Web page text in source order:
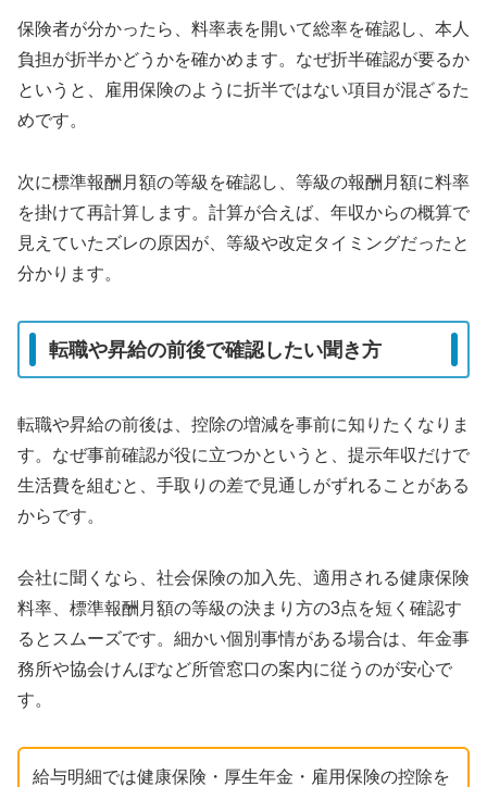
保険者が分かったら、料率表を開いて総率を確認し、本人
負担が折半かどうかを確かめます。なぜ折半確認が要るか
というと、雇用保険のように折半ではない項目が混ざるた
めです。
次に標準報酬月額の等級を確認し、等級の報酬月額に料率
を掛けて再計算します。計算が合えば、年収からの概算で
見えていたズレの原因が、等級や改定タイミングだったと
分かります。
転職や昇給の前後で確認したい聞き方
転職や昇給の前後は、控除の増減を事前に知りたくなりま
す。なぜ事前確認が役に立つかというと、提示年収だけで
生活費を組むと、手取りの差で見通しがずれることがある
からです。
会社に聞くなら、社会保険の加入先、適用される健康保険
料率、標準報酬月額の等級の決まり方の3点を短く確認す
るとスムーズです。細かい個別事情がある場合は、年金事
務所や協会けんぽなど所管窓口の案内に従うのが安心で
す。
給与明細では健康保険・厚生年金・雇用保険の控除を